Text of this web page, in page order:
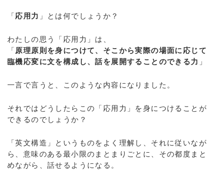
「応用力 」とは何でしょうか？
わたしの思う「応用力」は、
「 原理原則を身につけて、そこから実際の場面に応じて
臨機応変に文を構成し、話を展開することのできる力 」
一言で言うと、このような内容になりました。
それではどうしたらこの「応用力」を身につけることが
できるのでしょうか？
「英文構造」というものをよく理解し、それに従いなが
ら、意味のある最小限のまとまりごとに、その都度まと
めながら、 話せるようになる 。